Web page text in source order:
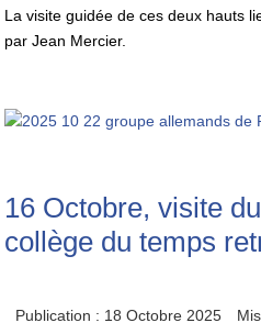
La visite guidée de ces deux hauts
par Jean Mercier.
16 Octobre, visite
collège du temps
Publication : 18 Octobre 2025